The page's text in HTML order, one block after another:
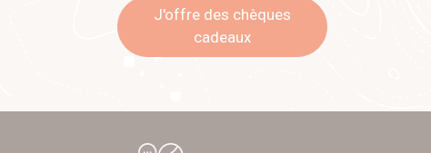
J'offre des chèques
cadeaux